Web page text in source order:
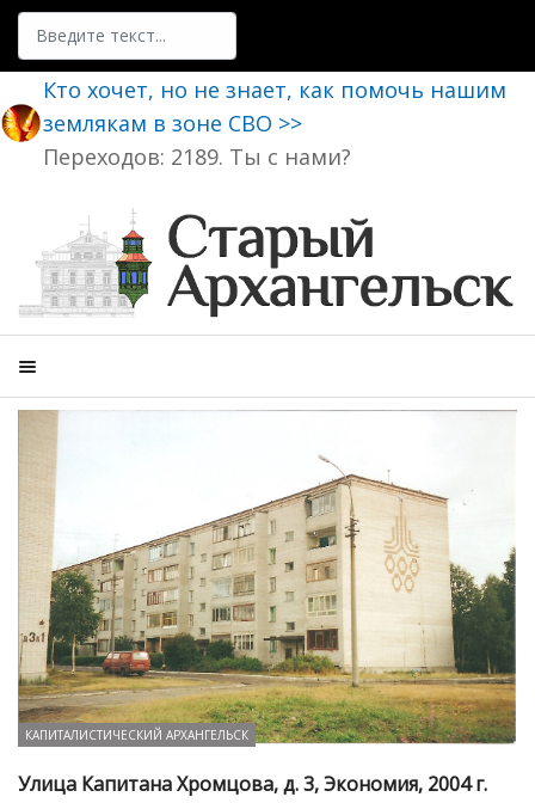
Поиск
Кто хочет, но не знает, как помочь нашим
землякам в зоне СВО >>
Переходов: 2189. Ты с нами?
КАПИТАЛИСТИЧЕСКИЙ АРХАНГЕЛЬСК
Улица Капитана Хромцова, д. 3, Экономия, 2004 г.